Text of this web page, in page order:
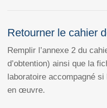
Retourner le cahier
Remplir l’annexe 2 du
d’obtention) ainsi que la
laboratoire accompagné
en œuvre.